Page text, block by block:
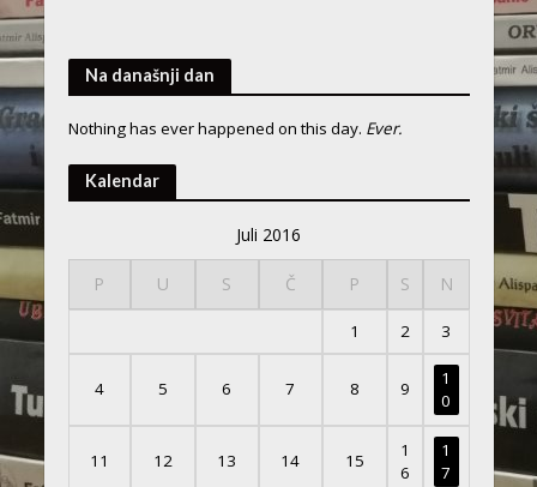
Na današnji dan
Nothing has ever happened on this day. Ever.
Kalendar
Juli 2016
P U S Č P S N
1 2 3
4 5 6 7 8 9
1
0
11 12 13 14 15
1
6
1
7